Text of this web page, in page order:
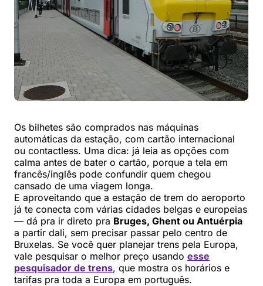
Os bilhetes são comprados nas máquinas
automáticas da estação, com cartão internacional
ou contactless. Uma dica: já leia as opções com
calma antes de bater o cartão, porque a tela em
francês/inglês pode confundir quem chegou
cansado de uma viagem longa.
E aproveitando que a estação de trem do aeroporto
já te conecta com várias cidades belgas e europeias
— dá pra ir direto pra Bruges, Ghent ou Antuérpia
a partir dali, sem precisar passar pelo centro de
Bruxelas. Se você quer planejar trens pela Europa,
vale pesquisar o melhor preço usando esse
pesquisador de trens, que mostra os horários e
tarifas pra toda a Europa em português.